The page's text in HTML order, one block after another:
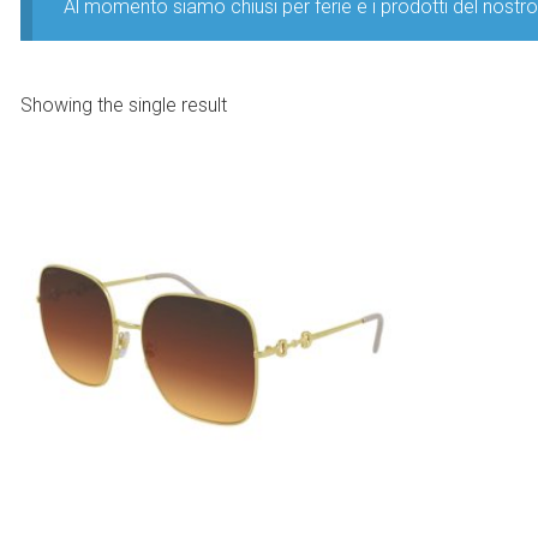
Al momento siamo chiusi per ferie e i prodotti del
Showing the single result